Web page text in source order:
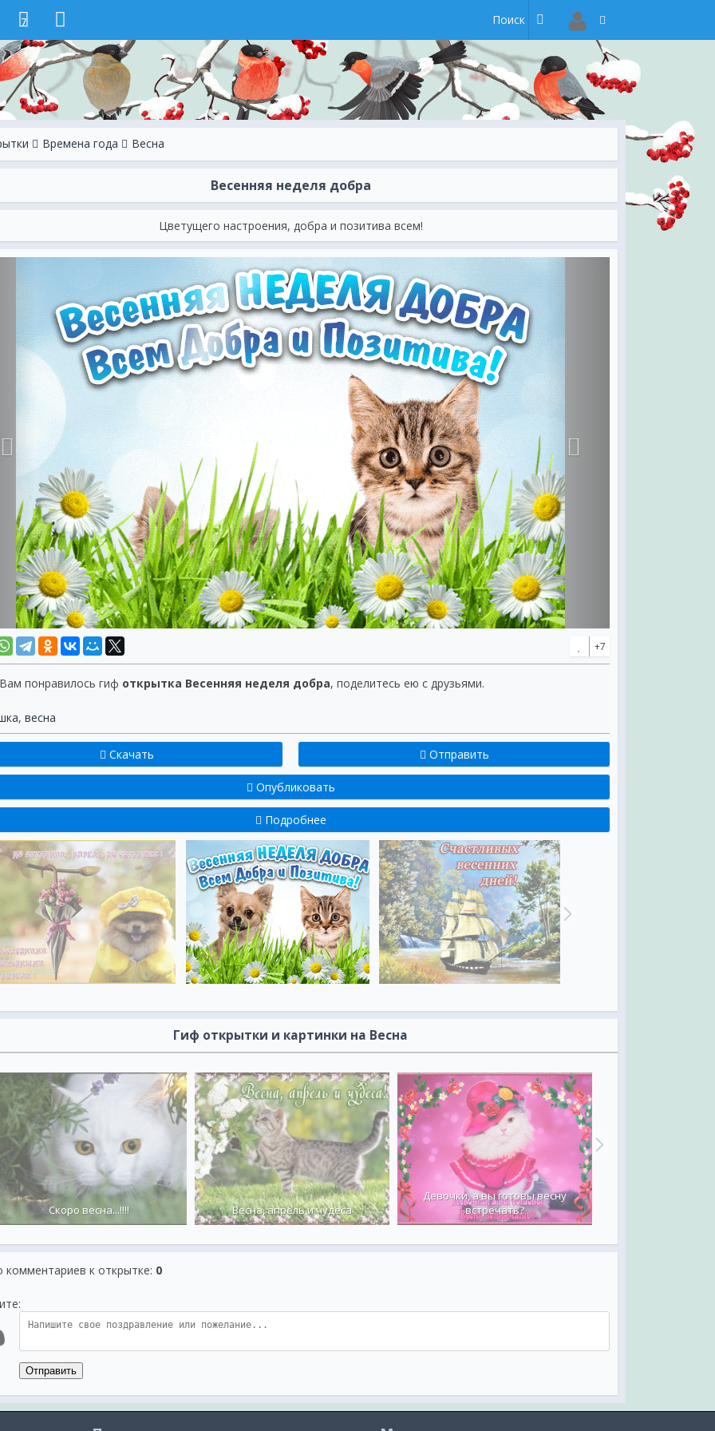
7
Времена года Весна
Весенняя неделя добра
Цветущего настроения, добра и позитива всем!
+7
понравилось гиф открытка Весенняя неделя добра, поделитесь ею с друзьями.
, весна
Скачать Отправить
Опубликовать
Подробнее
Гиф открытки и картинки на Весна
Скоро весна...!!!! Весна, апрель и чудеса
Девочки, а вы готовы весну
встречать?
комментариев к открытке: 0
Отправить